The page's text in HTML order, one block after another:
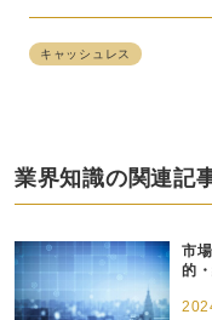
キャッシュレス
業界知識の関連記
市
的